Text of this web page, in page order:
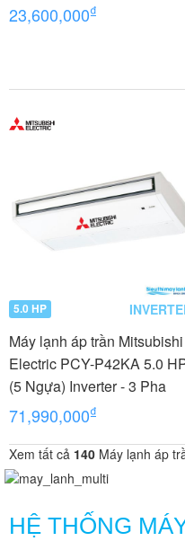
23,600,000₫
5.0 HP
Máy lạnh áp trần Mitsubishi
Electric PCY-P42KA 5.0
(5 Ngựa) Inverter - 3 Pha
71,990,000₫
Xem tất cả 140 Máy lạnh áp
HỆ THỐNG